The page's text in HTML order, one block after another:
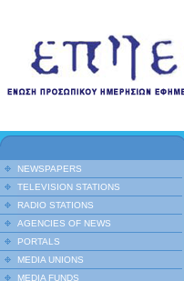
NEWSPAPERS
TELEVISION STATIONS
RADIO STATIONS
AGENCIES OF NEWS
PORTALS
MEDIA UNIONS
MEDIA FUNDS